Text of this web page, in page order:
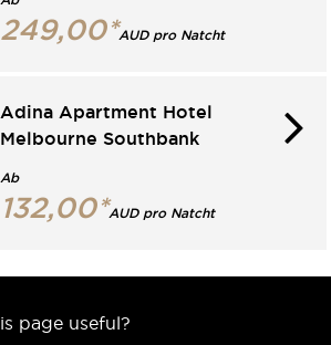
249,00*AUD pro Natcht
Adina Apartment Hotel
Melbourne Southbank
Ab
132,00*AUD pro Natcht
page useful?